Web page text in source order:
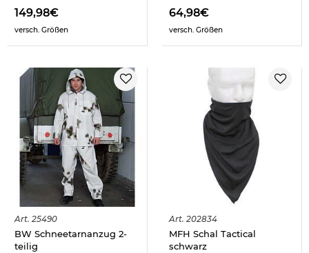
149,98€
versch. Größen
64,98€
versch. Größen
Art. 25490
BW Schneetarnanzug 2-
teilig
Art. 202834
MFH Schal Tactical
schwarz